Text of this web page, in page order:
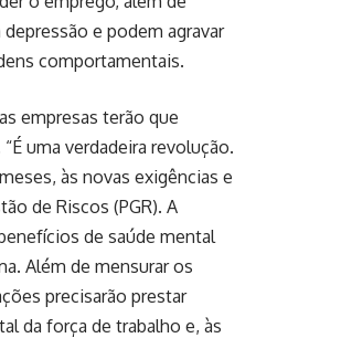
e podem agravar
comportamentais.
empresas terão que
uma verdadeira revolução.
às novas exigências e
de Riscos (PGR). A
de saúde mental
Além de mensurar os
precisarão prestar
da força de trabalho e, às